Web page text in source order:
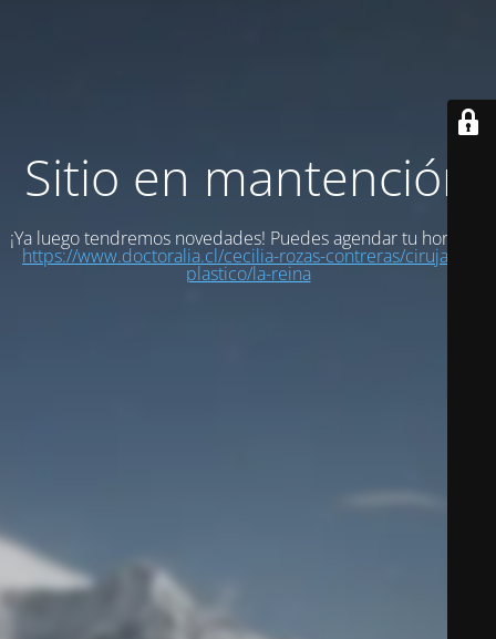
Sitio en mantención
¡Ya luego tendremos novedades! Puedes agendar tu hora en:
https://www.doctoralia.cl/cecilia-rozas-contreras/cirujano-
plastico/la-reina